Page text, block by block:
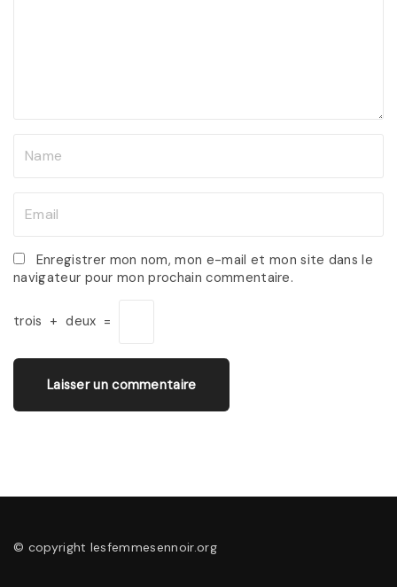
*
a
i
l
Enregistrer mon nom, mon e-mail et mon site dans le
navigateur pour mon prochain commentaire.
trois + deux =
© copyright lesfemmesennoir.org